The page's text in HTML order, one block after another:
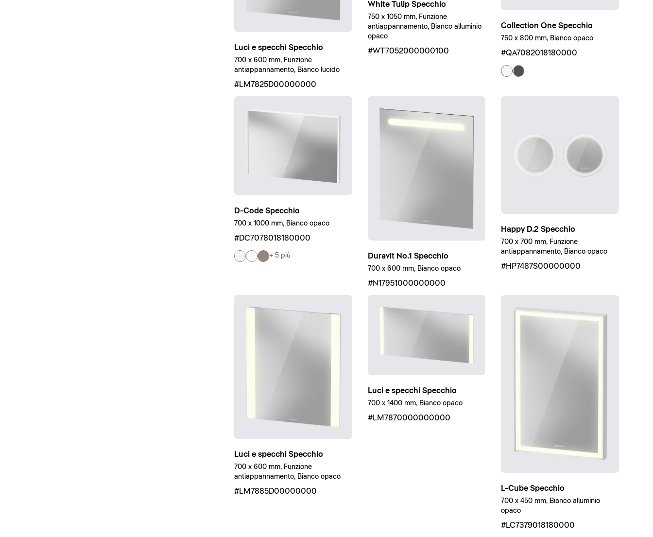
Luci e specchi Specchio
700 x 600 mm, Funzione
antiappannamento, Bianco lucido
#LM7825D00000000
White Tulip Specchio
750 x 1050 mm, Funzione
antiappannamento, Bianco alluminio
opaco
#WT7052000000100
Collection One Specchio
750 x 800 mm, Bianco opaco
#QA7082018180000
D-Code Specchio
700 x 1000 mm, Bianco opaco
#DC7078018180000
+ 5 più Duravit No.1 Specchio
700 x 600 mm, Bianco opaco
#N17951000000000
Happy D.2 Specchio
700 x 700 mm, Funzione
antiappannamento, Bianco opaco
#HP7487S00000000
Luci e specchi Specchio
700 x 600 mm, Funzione
antiappannamento, Bianco opaco
#LM7885D00000000
Luci e specchi Specchio
700 x 1400 mm, Bianco opaco
#LM7870000000000
L-Cube Specchio
700 x 450 mm, Bianco alluminio
opaco
#LC7379018180000